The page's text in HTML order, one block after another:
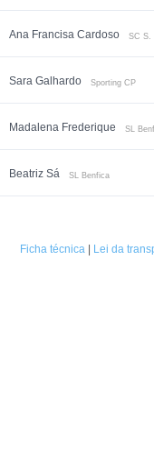
Ana Francisa Cardoso SC S.
Sara Galhardo Sporting CP
Madalena Frederique SL
Beatriz Sá SL Benfica
Ficha técnica| Lei da